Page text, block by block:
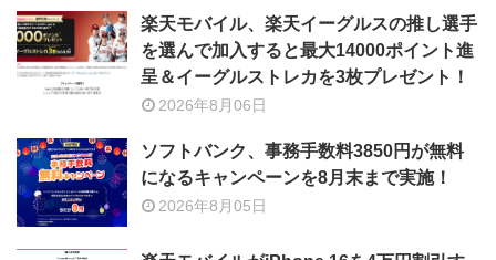
楽天モバイル、楽天イーグルスの推し選手
を選んで加入すると最大14000ポイント進
呈＆イーグルストレカを3枚プレゼント！
2026年8月06日
ソフトバンク、事務手数料3850円が無料
になるキャンペーンを8月末まで実施！
2026年8月05日